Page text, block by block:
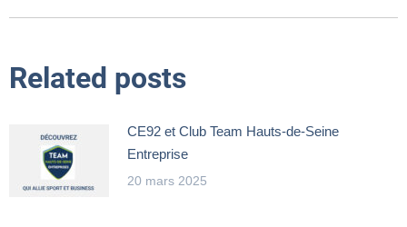
Related posts
CE92 et Club Team Hauts-de-Seine
Entreprise
20 mars 2025